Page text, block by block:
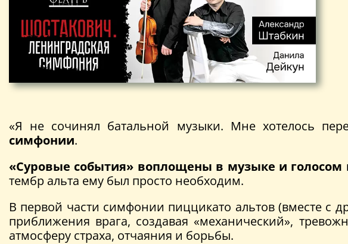
«Я не сочинял батальной музыки. Мне хотелось
симфонии.
«Суровые события» воплощены в музыке и голосом
тембр альта ему был просто необходим.
В первой части симфонии пиццикато альтов (вместе с
приближения врага, создавая «механический»,
атмосферу страха, отчаяния и борьбы.